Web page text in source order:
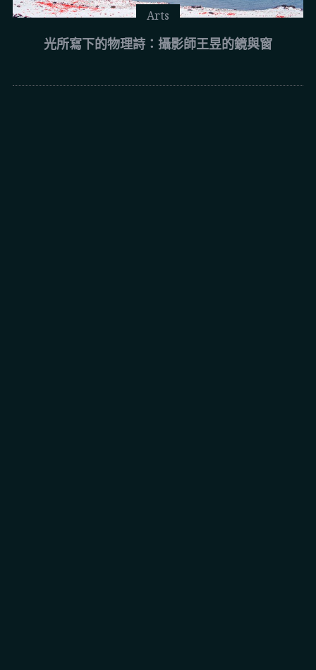
Arts
光所寫下的物理詩：攝影師王昱的鏡與窗